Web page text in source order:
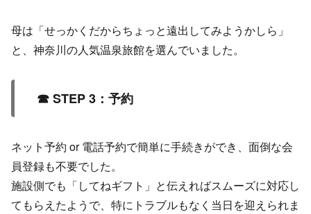
母は「せっかくだからちょっと遠出してみようかしら」
と、神奈川の人気温泉旅館を選んでいました。
☎ STEP 3：予約
ネット予約 or 電話予約で簡単に手続きができ、面倒な会
員登録も不要でした。
施設側でも「してねギフト」と伝えればスムーズに対応し
てもらえたようで、特にトラブルもなく当日を迎えられま